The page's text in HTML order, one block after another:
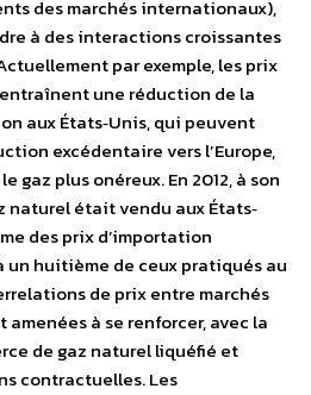
des marchés internationaux),
à des interactions croissantes
par exemple, les prix
une réduction de la
aux États‐Unis, qui peuvent
excédentaire vers l’Europe,
gaz plus onéreux. En 2012, à son
naturel était vendu aux États‐
des prix d’importation
un huitième de ceux pratiqués au
de prix entre marchés
à se renforcer, avec la
de gaz naturel liquéfié et
contractuelles. Les